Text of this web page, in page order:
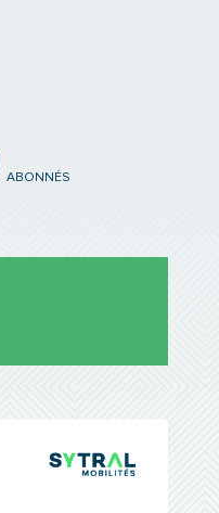
ABONNÉS
TCL